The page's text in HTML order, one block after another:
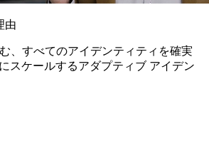
由
、すべてのアイデンティティを確実
スケールするアダプティブ アイデン